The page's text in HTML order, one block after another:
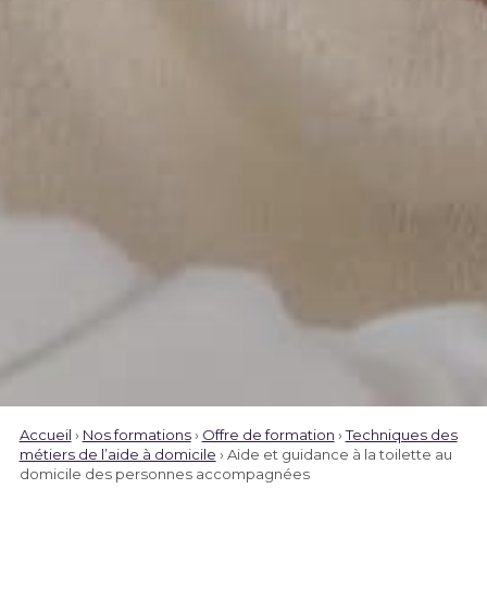
Accueil › Nos formations› Offre de formation ›Techniques des
métiers de l’aide à domicile › Aide et guidance à la toilette au
domicile des personnes accompagnées